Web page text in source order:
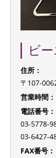
ビ
住所：
〒107-
営業時間：
電話番号：
03-5778-
03-6427-
FAX番号：